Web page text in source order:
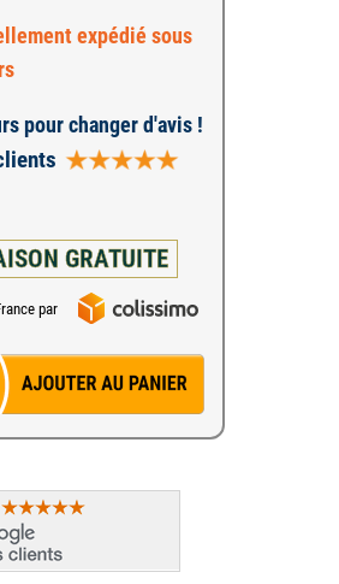
expédié sous
pour changer d'avis !
GRATUITE
par